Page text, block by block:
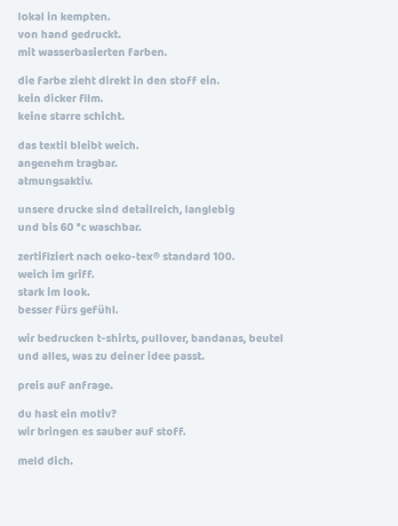
lokal in kempten.
von hand gedruckt.
mit wasserbasierten farben.
die farbe zieht direkt in den stoff ein.
kein dicker film.
keine starre schicht.
das textil bleibt weich.
angenehm tragbar.
atmungsaktiv.
unsere drucke sind detailreich, langlebig
und bis 60 °c waschbar.
zertifiziert nach oeko-tex® standard 100.
weich im griff.
stark im look.
besser fürs gefühl.
wir bedrucken t-shirts, pullover, bandanas, beutel
und alles, was zu deiner idee passt.
preis auf anfrage.
du hast ein motiv?
wir bringen es sauber auf stoff.
meld dich.